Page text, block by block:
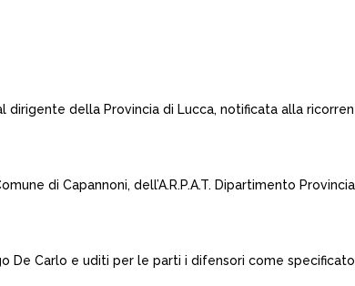
dirigente della Provincia di Lucca, notificata alla
di Capannoni, dell’A.R.P.A.T. Dipartimento
De Carlo e uditi per le parti i difensori come